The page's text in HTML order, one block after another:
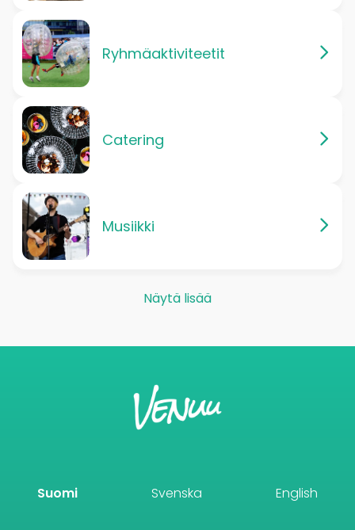
Ryhmäaktiviteetit
Catering
Musiikki
Näytä lisää
Suomi Svenska English